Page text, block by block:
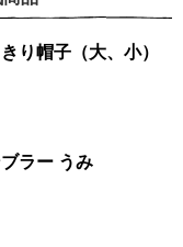
り帽子（大、小）
ノラネコぐんだん タンブラー うみ